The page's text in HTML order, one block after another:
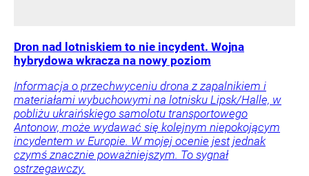
Dron nad lotniskiem to nie incydent. Wojna
hybrydowa wkracza na nowy poziom
Informacja o przechwyceniu drona z zapalnikiem i
materiałami wybuchowymi na lotnisku Lipsk/Halle, w
pobliżu ukraińskiego samolotu transportowego
Antonow, może wydawać się kolejnym niepokojącym
incydentem w Europie. W mojej ocenie jest jednak
czymś znacznie poważniejszym. To sygnał
ostrzegawczy.